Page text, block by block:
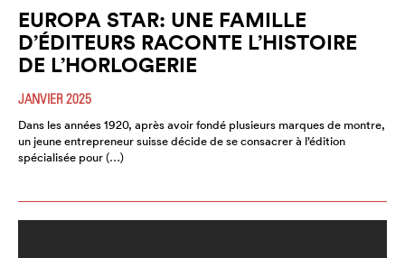
EUROPA STAR: UNE FAMILLE
D’ÉDITEURS RACONTE L’HISTOIRE
DE L’HORLOGERIE
JANVIER 2025
Dans les années 1920, après avoir fondé plusieurs marques de montre,
un jeune entrepreneur suisse décide de se consacrer à l’édition
spécialisée pour (…)